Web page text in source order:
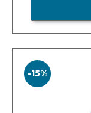
-15%